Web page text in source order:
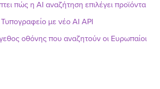
πώς η AI αναζήτηση επιλέγει προϊόντα
με νέο AI API
οθόνης που αναζητούν οι Ευρωπαίοι